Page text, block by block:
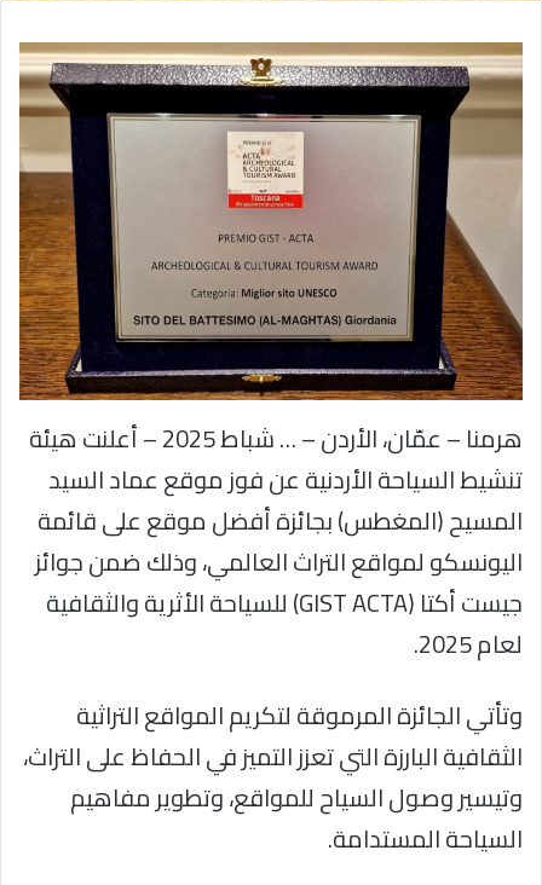
هرمنا – عمّان، الأردن – … شباط 2025 – أعلنت هيئة
تنشيط السياحة الأردنية عن فوز موقع عماد السيد
المسيح (المغطس) بجائزة أفضل موقع على قائمة
اليونسكو لمواقع التراث العالمي، وذلك ضمن جوائز
جيست أكتا (GIST ACTA) للسياحة الأثرية والثقافية
لعام 2025.
وتأتي الجائزة المرموقة لتكريم المواقع التراثية
الثقافية البارزة التي تعزز التميز في الحفاظ على التراث،
وتيسير وصول السياح للمواقع، وتطوير مفاهيم
السياحة المستدامة.